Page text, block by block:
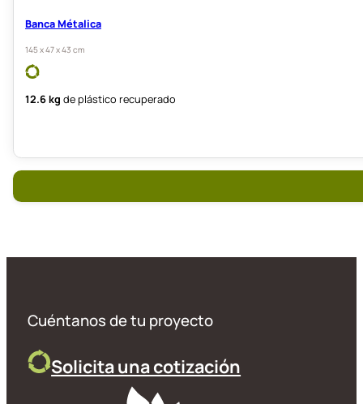
Banca Métalica
145 x 47 x 43 cm
12.6 kg de plástico recuperado
Cuéntanos de tu proyecto
Solicita una cotización